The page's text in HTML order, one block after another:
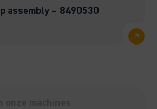
assembly – 8490530